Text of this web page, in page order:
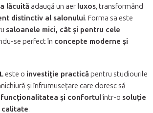
lăcuităadaugă un aer luxos, transformând
distinctiv al salonului. Forma sa este
saloanele mici, cât și pentru cele
se perfect în concepte moderne și
este o investiție practicăpentru studiourile
și înfrumusețare care doresc să
funcționalitatea și confortulîntr-o soluție
calitate.